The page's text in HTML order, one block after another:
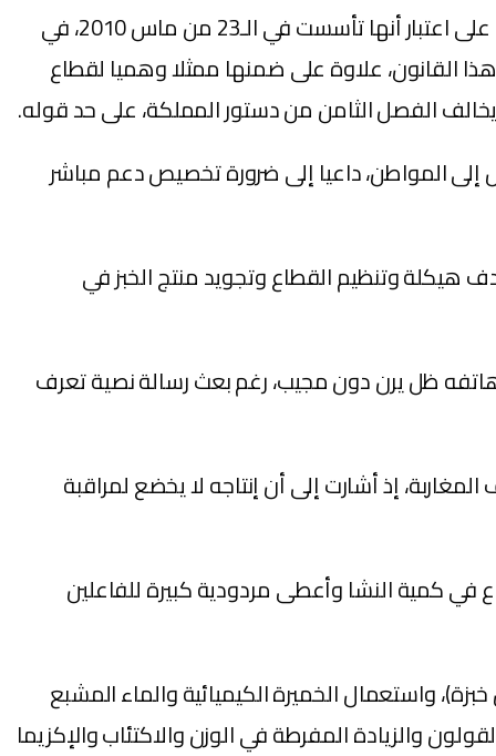
وشدد المتحدث ذاته على أن الفيدرالية البيمهنية لأنشطة الحبوب، المعروفة اختصارا بـ”لافياك”، تمارس خارج القانون، على اعتبار أنها تأسست في الـ23 من ماس 2010، في
سنة 2012، وهو ما يعني أن تشكيلها لم يراع هذا القانون، علاوة على ضمنها ممثلا وهميا لقطاع
يخالف الفصل الثامن من دستور المملكة، على حد قوله.
الدولة والوزارة الوصية للحفاظ على ثمن الخبز في حدود 1.20 درهم لا يصل إلى المواطن، داعيا إلى ضرورة تخصيص دعم مباشر
هيكلة وتنظيم القطاع وتجويد منتج الخبز في
ظل يرن دون مجيب، رغم بعث رسالة نصية تعرف
إذ أشارت إلى أن إنتاجه لا يخضع لمراقبة
في كمية النشا وأعطى مردودية كبيرة للفاعلين
والسكر (تضاف حالياً أكثر من 3 غرامات من السكر في كل خبزة)، واستعمال الخميرة الكيميائية والماء المشبع
والزيادة المفرطة في الوزن والاكتئاب والإكزيما